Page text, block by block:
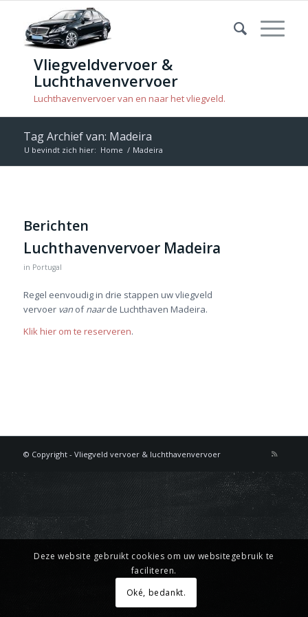
Vliegveldvervoer &
Luchthavenvervoer
Luchthavenvervoer van en naar het vliegveld.
Tag Archief van: Madeira
U bevindt zich hier: Home / Madeira
Berichten
Luchthavenvervoer Madeira
in Portugal
Regel eenvoudig in drie stappen uw vliegveld
vervoer van ofnaarde Luchthaven Madeira.
Klik hier om te reserveren.
© Copyright - Vliegveld vervoer & luchthavenvervoer
Deze website gebruikt cookies om uw websitegebruik te
faciliteren.
Oké, bedankt.